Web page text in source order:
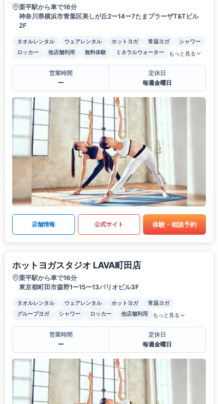
栗平駅から車で16分
神奈川県横浜市青葉区美しが丘2ー14ー7たまプラーザT&Tビル
2F
タオルレンタル ウェアレンタル ホットヨガ 常温ヨガ
シャワー
ロッカー
他店舗利用 無料体験 ミネラルウォーター もっと見る
営業時間
ー
定休日
毎週金曜日
店舗情報 公式サイト 体験・相談予約
ホットヨガスタジオ LAVA町田店
栗平駅から車で16分
東京都町田市森野1ー15ー13パリオビル3F
タオルレンタル ウェアレンタル ホットヨガ
常温ヨガ
グループヨガ
シャワー ロッカー 他店舗利用 もっと見る
営業時間
ー
定休日
毎週金曜日